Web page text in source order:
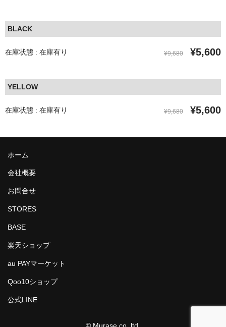
BLACK
在庫状態 : 在庫有り ¥9,680 ¥5,600
YELLOW
在庫状態 : 在庫有り ¥9,680 ¥5,600
ホーム
会社概要
お問合せ
STORES
BASE
楽天ショップ
au PAYマーケット
Qoo10ショップ
公式LINE